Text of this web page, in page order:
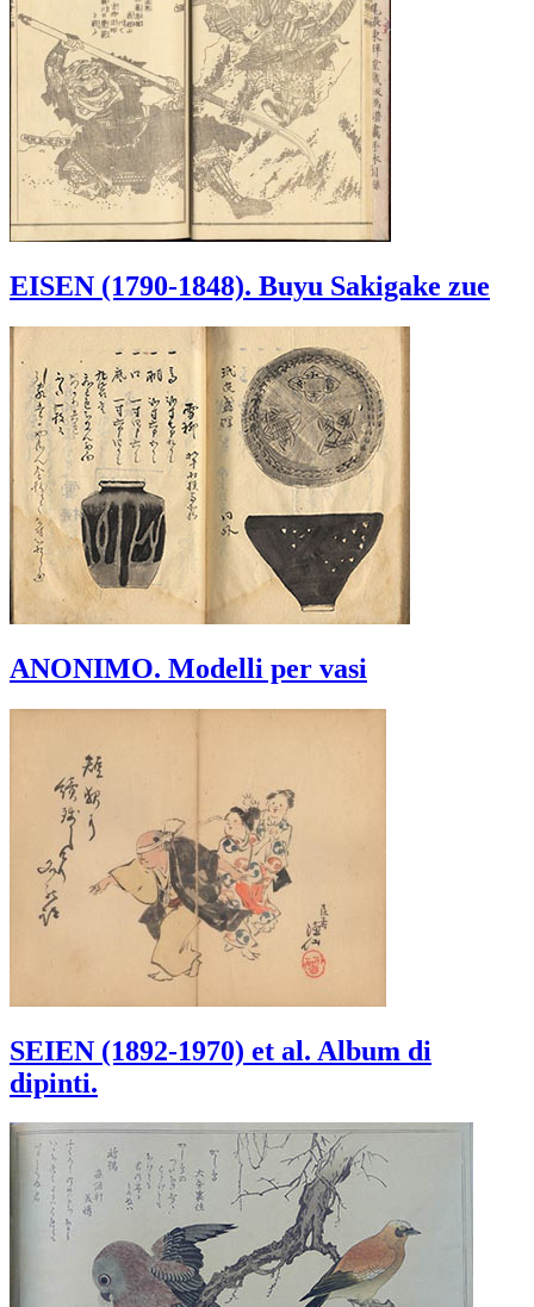
EISEN (1790-1848). Buyu Sakigake zue
ANONIMO. Modelli per vasi
SEIEN (1892-1970) et al. Album di
dipinti.